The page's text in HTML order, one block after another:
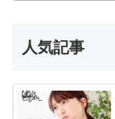
人気記事